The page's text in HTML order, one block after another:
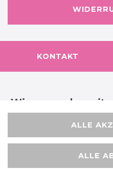
KONTAKT
Wir versenden mit
ALLE
ALLE